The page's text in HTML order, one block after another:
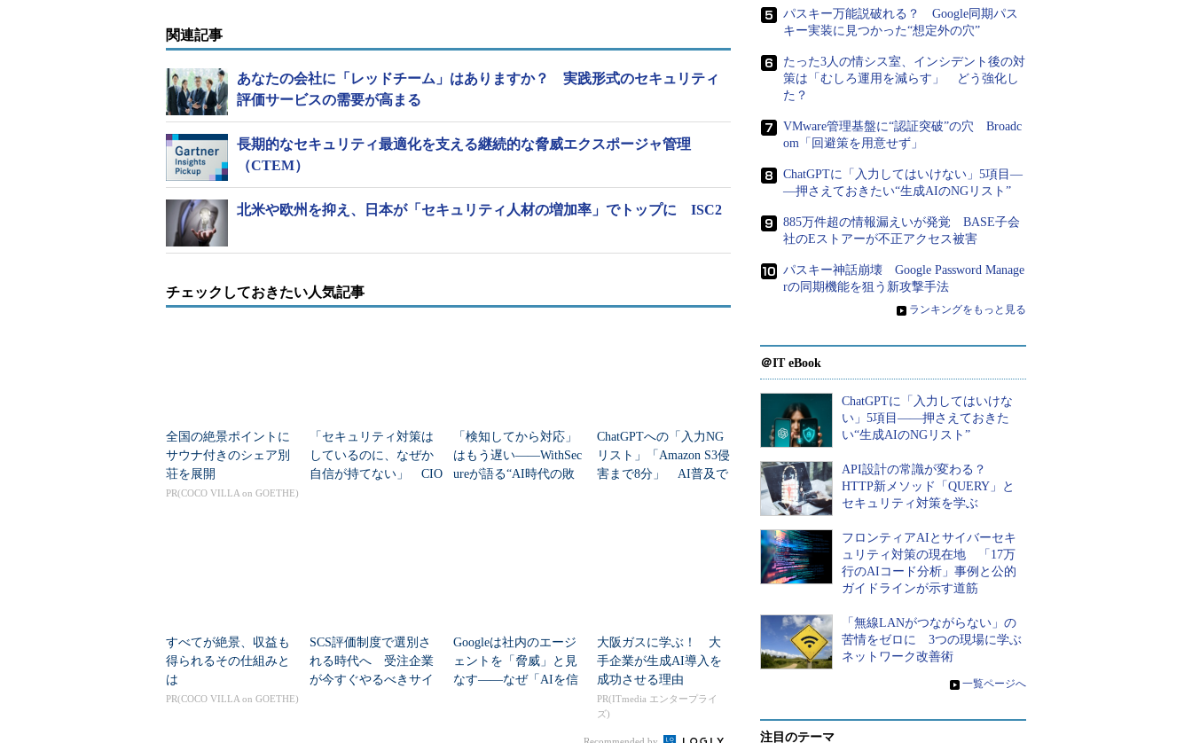
関連記事
あなたの会社に「レッドチーム」はありますか？ 実践形式のセキュリティ
評価サービスの需要が高まる
長期的なセキュリティ最適化を支える継続的な脅威エクスポージャ管理
（CTEM）
北米や欧州を抑え、日本が「セキュリティ人材の増加率」でトップに ISC2
チェックしておきたい人気記事
全国の絶景ポイントに
サウナ付きのシェア別
荘を展開
PR(COCO VILLA on GOETHE)
「セキュリティ対策は
しているのに、なぜか
自信が持てない」 CIO
「検知してから対応」
はもう遅い――WithSec
ureが語る“AI時代の敗
ChatGPTへの「入力NG
リスト」「Amazon S3侵
害まで8分」 AI普及で
すべてが絶景、収益も
得られるその仕組みと
は
PR(COCO VILLA on GOETHE)
SCS評価制度で選別さ
れる時代へ 受注企業
が今すぐやるべきサイ
Googleは社内のエージ
ェントを「脅威」と見
なす――なぜ「AIを信
大阪ガスに学ぶ！ 大
手企業が生成AI導入を
成功させる理由
PR(ITmedia エンタープライ
ズ)
パスキー万能説破れる？ Google同期パス
キー実装に見つかった“想定外の穴”
たった3人の情シス室、インシデント後の対
策は「むしろ運用を減らす」 どう強化し
た？
VMware管理基盤に“認証突破”の穴 Broadc
om「回避策を用意せず」
ChatGPTに「入力してはいけない」5項目―
―押さえておきたい“生成AIのNGリスト”
885万件超の情報漏えいが発覚 BASE子会
社のEストアーが不正アクセス被害
パスキー神話崩壊 Google Password Manage
rの同期機能を狙う新攻撃手法
» ランキングをもっと見る
＠IT eBook
ChatGPTに「入力してはいけな
い」5項目――押さえておきた
い“生成AIのNGリスト”
API設計の常識が変わる？
HTTP新メソッド「QUERY」と
セキュリティ対策を学ぶ
フロンティアAIとサイバーセキ
ュリティ対策の現在地 「17万
行のAIコード分析」事例と公的
ガイドラインが示す道筋
「無線LANがつながらない」の
苦情をゼロに 3つの現場に学ぶ
ネットワーク改善術
» 一覧ページへ
注目のテーマ